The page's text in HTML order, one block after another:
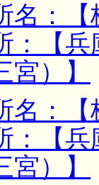
名：
：【
宮）】
名：
：【
宮）】